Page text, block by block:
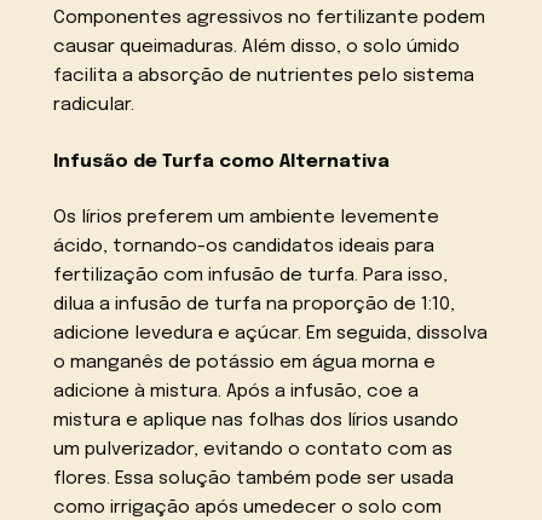
Componentes agressivos no fertilizante podem
causar queimaduras. Além disso, o solo úmido
facilita a absorção de nutrientes pelo sistema
radicular.
Infusão de Turfa como Alternativa
Os lírios preferem um ambiente levemente
ácido, tornando-os candidatos ideais para
fertilização com infusão de turfa. Para isso,
dilua a infusão de turfa na proporção de 1:10,
adicione levedura e açúcar. Em seguida, dissolva
o manganês de potássio em água morna e
adicione à mistura. Após a infusão, coe a
mistura e aplique nas folhas dos lírios usando
um pulverizador, evitando o contato com as
flores. Essa solução também pode ser usada
como irrigação após umedecer o solo com